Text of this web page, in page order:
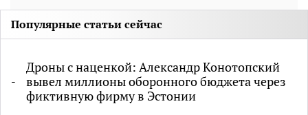
Популярные статьи сейчас
Дроны с наценкой: Александр Конотопский
вывел миллионы оборонного бюджета через
фиктивную фирму в Эстонии